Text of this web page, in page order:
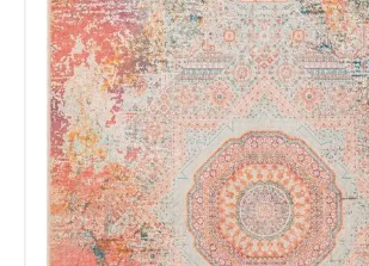
Nombre y Referencia del producto*
Acuerdo RGPD*
Doy mi consentimiento para que
esta web almacene la
información que envío para que
puedan responder a mi petición.